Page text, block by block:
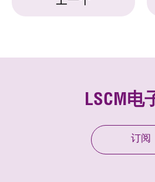
LSCM电
订阅